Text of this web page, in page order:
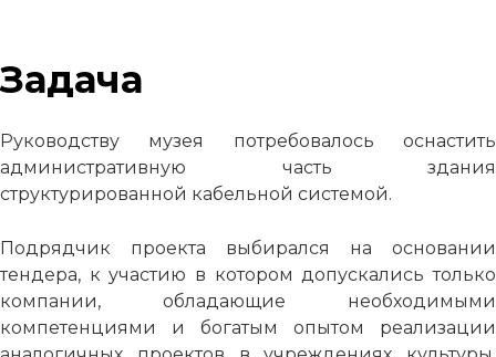
Задача
Руководству музея потребовалось оснастить
административную часть здания
структурированной кабельной системой.
Подрядчик проекта выбирался на основании
тендера, к участию в котором допускались только
компании, обладающие необходимыми
компетенциями и богатым опытом реализации